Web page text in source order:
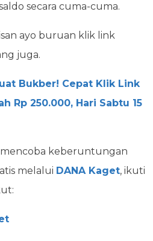
secara cuma-cuma.
ayo buruan klik link
juga.
Bukber! Cepat Klik Link
Rp 250.000, Hari Sabtu 15
keberuntungan
melalui DANA Kaget, ikuti